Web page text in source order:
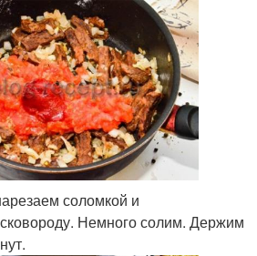
соломкой и
Немного солим. Держим